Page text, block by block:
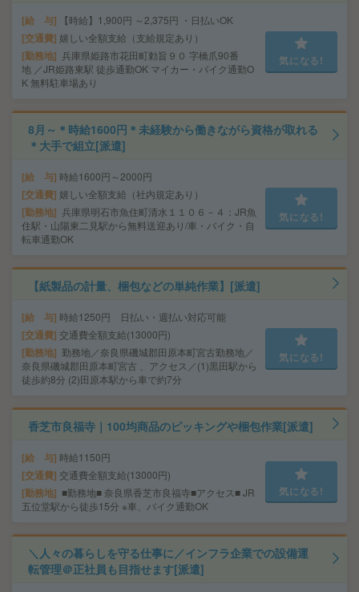
給 与 【時給】1,900円 ～2,375円 ・日払いOK
交通費 嬉しい全額支給（支給規定あり）
勤務地 兵庫県姫路市花田町勅旨９０ 字橋爪90番
地 ／JR姫路東駅 徒歩通勤OK マイカー・バイク通勤O
K 無料駐車場あり
気になる!
8月～＊時給1600円＊未経験から働きながら資格が取れる
＊大手で組立[派遣]
給 与 時給1600円～2000円
交通費 嬉しい全額支給（社内規定あり）
勤務地 兵庫県明石市魚住町清水１１０６－４：JR魚
住駅・山陽東二見駅から無料送迎あり/車・バイク・自
転車通勤OK
気になる!
【紙製品の計量、梱包などの単純作業】[派遣]
給 与 時給1250円 日払い・週払い対応可能
交通費 交通費全額支給(13000円)
勤務地 勤務地／奈良県磯城郡田原本町宮古勤務地／
奈良県磯城郡田原本町宮古 、アクセス／(1)黒田駅から
徒歩約8分 (2)田原本駅から車で約7分
気になる!
香芝市良福寺｜100均商品のピッキングや梱包作業[派遣]
給 与 時給1150円
交通費 交通費全額支給(13000円)
勤務地
■勤務地■ 奈良県香芝市良福寺■アクセス■ JR
五位堂駅から徒歩15分 ※車、バイク通勤OK
気になる!
＼人々の暮らしを守る仕事に／インフラ企業での設備運
転管理＠正社員も目指せます[派遣]